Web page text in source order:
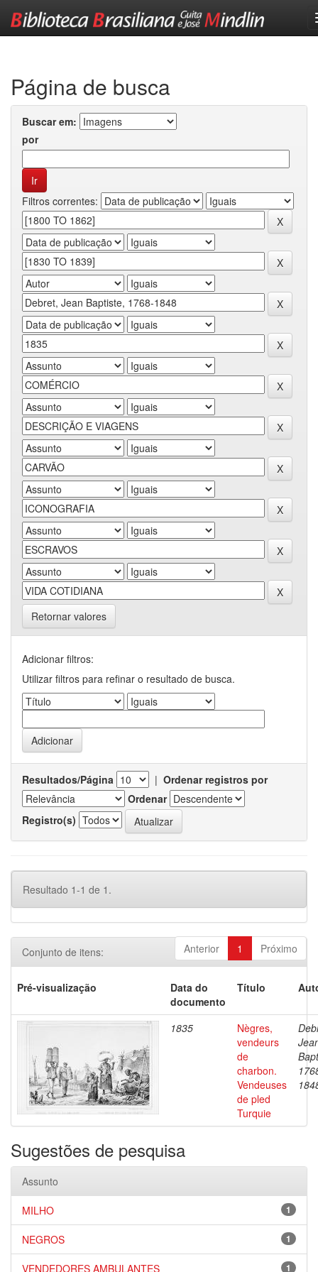
Página de busca
Buscar em:
por
Filtros correntes:
Retornar valores
Adicionar filtros:
Utilizar filtros para refinar o resultado de busca.
Resultados/Página | Ordenar registros por
Ordenar
Registro(s)
Resultado 1-1 de 1.
Anterior 1 Próximo
Conjunto de itens:
Pré-visualização
Data do
documento
Título
1835
Nègres,
vendeurs
de
charbon.
Vendeuses
de pled
Turquie
Sugestões de pesquisa
Assunto
1
MILHO
1
NEGROS
1
VENDEDORES AMBULANTES